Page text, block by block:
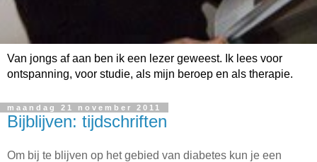
Van jongs af aan ben ik een lezer geweest. Ik lees voor
ontspanning, voor studie, als mijn beroep en als therapie.
maandag 21 november 2011
Bijblijven: tijdschriften
Om bij te blijven op het gebied van diabetes kun je een